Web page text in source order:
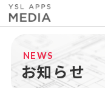
NEWS
お知らせ